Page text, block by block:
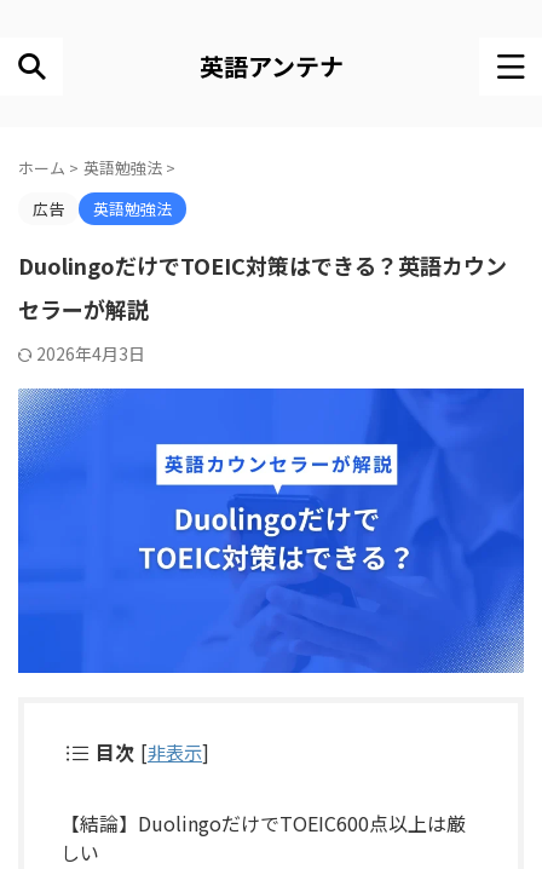
英語アンテナ
ホーム > 英語勉強法 >
広告
英語勉強法
DuolingoだけでTOEIC対策はできる？英語カウン
セラーが解説
2026年4月3日
目次 [非表示]
【結論】DuolingoだけでTOEIC600点以上は厳
しい